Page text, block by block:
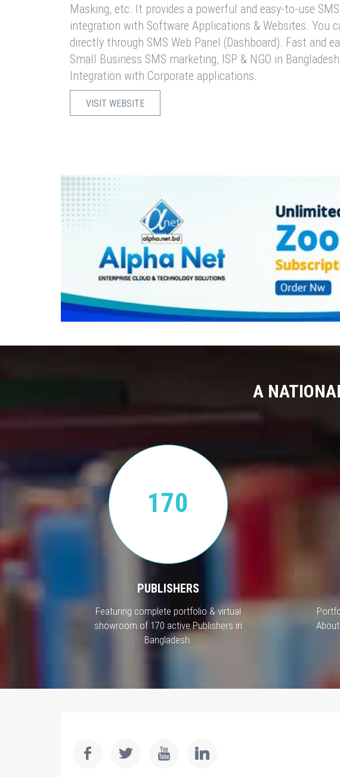
Masking, etc. It provides a powerful and easy-to-use
integration with Software Applications & Websites. You
directly through SMS Web Panel (Dashboard). Fast and
Small Business SMS marketing, ISP & NGO in
Integration with Corporate applications.
VISIT WEBSITE
A
170
PUBLISHERS
Featuring complete portfolio & virtual
showroom of 170 active Publishers in
Bangladesh.